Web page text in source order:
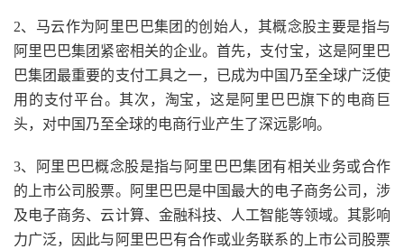
2、马云作为阿里巴巴集团的创始人，其概念股主要是指与
阿里巴巴集团紧密相关的企业。首先，支付宝，这是阿里巴
巴集团最重要的支付工具之一，已成为中国乃至全球广泛使
用的支付平台。其次，淘宝，这是阿里巴巴旗下的电商巨
头，对中国乃至全球的电商行业产生了深远影响。
3、阿里巴巴概念股是指与阿里巴巴集团有相关业务或合作
的上市公司股票。阿里巴巴是中国最大的电子商务公司，涉
及电子商务、云计算、金融科技、人工智能等领域。其影响
力广泛，因此与阿里巴巴有合作或业务联系的上市公司股票